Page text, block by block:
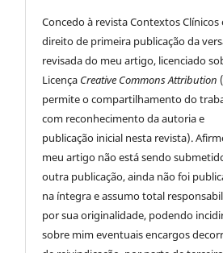
Concedo à revista Contextos Clínicos
direito de primeira publicação da
revisada do meu artigo, licenciado
Licença Creative Commons Attribution
permite o compartilhamento do
com reconhecimento da autoria e
publicação inicial nesta revista).
meu artigo não está sendo
outra publicação, ainda não foi
na íntegra e assumo total
por sua originalidade, podendo
sobre mim eventuais encargos